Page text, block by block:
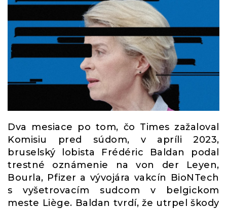
Dva mesiace po tom, čo Times zažaloval
Komisiu pred súdom, v apríli 2023,
bruselský lobista Frédéric Baldan podal
trestné oznámenie na von der Leyen,
Bourla, Pfizer a vývojára vakcín BioNTech
s vyšetrovacím sudcom v belgickom
meste Liège. Baldan tvrdí, že utrpel škody